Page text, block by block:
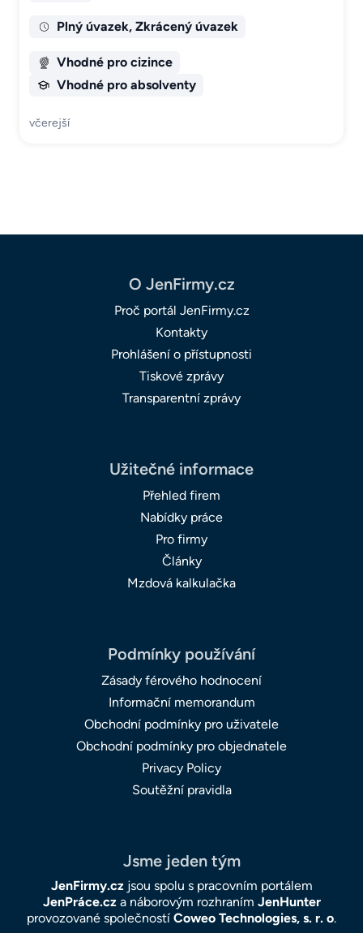
Plný úvazek, Zkrácený úvazek
Vhodné pro cizince
Vhodné pro absolventy
včerejší
O JenFirmy.cz
Proč portál JenFirmy.cz
Kontakty
Prohlášení o přístupnosti
Tiskové zprávy
Transparentní zprávy
Užitečné informace
Přehled firem
Nabídky práce
Pro firmy
Články
Mzdová kalkulačka
Podmínky používání
Zásady férového hodnocení
Informační memorandum
Obchodní podmínky pro uživatele
Obchodní podmínky pro objednatele
Privacy Policy
Soutěžní pravidla
Jsme jeden tým
JenFirmy.czjsou spolu s pracovním portálem
JenPráce.cza náborovým rozhraním JenHunter
provozované společností Coweo Technologies, s. r. o.